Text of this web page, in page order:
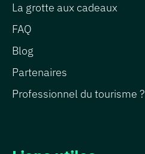
La grotte aux cadeaux
FAQ
Blog
Partenaires
Professionnel du tourisme ?